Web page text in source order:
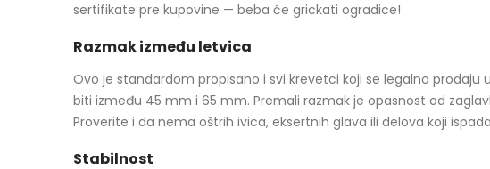
sertifikate pre kupovine — beba će grickati ogradice!
Razmak između letvica
Ovo je standardom propisano i svi krevetci koji se legalno
biti između 45 mm i 65 mm. Premali razmak je opasnost od
Proverite i da nema oštrih ivica, eksertnih glava ili delova koji
Stabilnost